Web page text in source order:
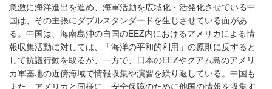
急激に海洋進出を進め、海軍活動を広域化・活発化させている中
国は、その主張にダブルスタンダードを生じさせている面があ
る。中国は、海南島沖の自国のEEZ内におけるアメリカによる情
報収集活動に対しては、「海洋の平和的利用」の原則に反すると
して抗議行動を取るが、一方で、日本のEEZやグアム島のアメリ
カ軍基地の近傍海域で情報収集や演習を繰り返している。中国も
また、アメリカと同様に、安全保障のために他国の情報を収集す